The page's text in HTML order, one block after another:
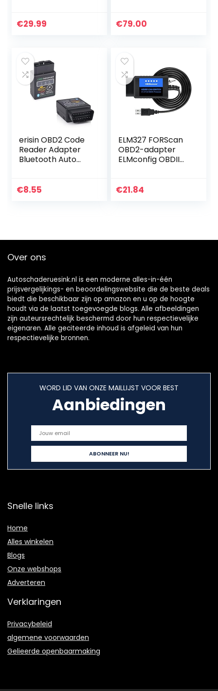
foutcode-lezer,
€29.99
Ondersteunt Alle
€79.00
erisin OBD2 Code
Reader Adapter
Bluetooth Auto
Fout Check Tool
€8.55
ELM327 FORScan
OBD2-adapter
ELMconfig OBDII
MS-CAN HS-CAN-
€21.84
Over ons
Autoschaderuesink.nl is een moderne alles-in-één
prijsvergelijkings- en beoordelingswebsite die de beste deals
biedt die beschikbaar zijn op amazon en u op de hoogte
houdt via de laatst toegevoegde blogs. Alle afbeeldingen
zijn auteursrechtelijk beschermd door hun respectievelijke
eigenaren. Alle geciteerde inhoud is afgeleid van hun
respectievelijke bronnen.
WORD LID VAN ONZE MAILLIJST VOOR BEST
Aanbiedingen
Snelle links
Home
Alles winkelen
Blogs
Onze webshops
Adverteren
Verklaringen
Privacybeleid
algemene voorwaarden
Gelieerde openbaarmaking